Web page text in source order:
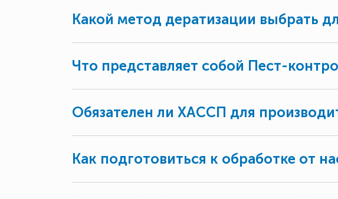
Какой метод дератизации выбрать
Что представляет собой Пест-
Обязателен ли ХАССП для
Как подготовиться к обработке от